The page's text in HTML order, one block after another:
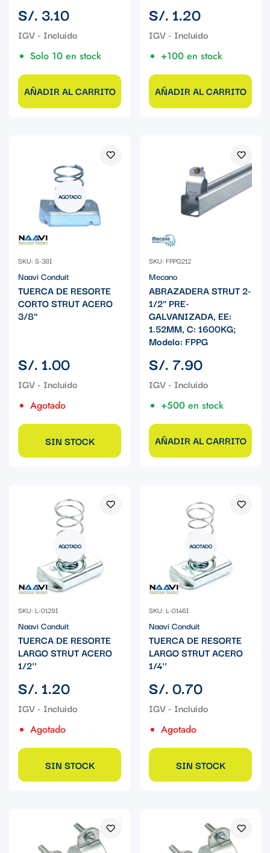
Precio
regular
S/. 3.10
Solo 10 en stock
AÑADIR AL CARRITO
Precio
regular
S/. 1.20
+100 en stock
AÑADIR AL CARRITO
AGOTADO
SKU: S-38I
Naavi Conduit
TUERCA DE RESORTE
CORTO STRUT ACERO
3/8"
Precio
regular
S/. 1.00
Agotado
SIN STOCK
SKU: FPPG212
Mecano
ABRAZADERA STRUT 2-
1/2" PRE-
GALVANIZADA, EE:
1.52MM, C: 1600KG;
Modelo: FPPG
Precio
regular
S/. 7.90
+500 en stock
AÑADIR AL CARRITO
AGOTADO
SKU: L-0129I
Naavi Conduit
TUERCA DE RESORTE
LARGO STRUT ACERO
1/2''
Precio
regular
S/. 1.20
Agotado
SIN STOCK
AGOTADO
SKU: L-0146I
Naavi Conduit
TUERCA DE RESORTE
LARGO STRUT ACERO
1/4''
Precio
regular
S/. 0.70
Agotado
SIN STOCK